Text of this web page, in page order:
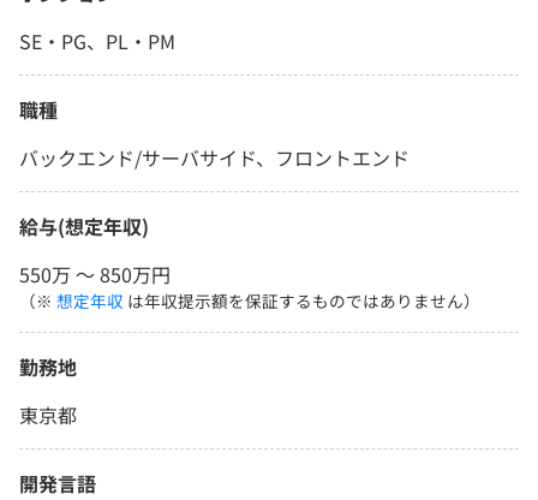
SE・PG、PL・PM
職種
バックエンド/サーバサイド、フロントエンド
給与(想定年収)
550万 〜 850万円
（※ 想定年収 は年収提示額を保証するものではありません）
勤務地
東京都
開発言語